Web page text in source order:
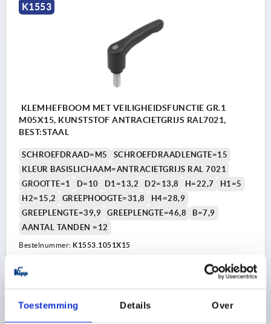
Toestemming Details Over
K1553
KLEMHEFBOOM MET VEILIGHEIDSFUNCTIE GR.1
M05X15, KUNSTSTOF ANTRACIETGRIJS RAL7021,
BEST:STAAL
SCHROEFDRAAD=M5
SCHROEFDRAADLENGTE=15
KLEUR BASISLICHAAM=ANTRACIETGRIJS RAL 7021
GROOTTE=1
D=10 D1=13,2 D2=13,8 H=22,7
H1=5
H2=15,2
GREEPHOOGTE=31,8
H4=28,9
GREEPLENGTE=39,9
GREEPLENGTE=46,8
B=7,9
AANTAL TANDEN =12
Bestelnummer: K1553.1051X15
4,51 €